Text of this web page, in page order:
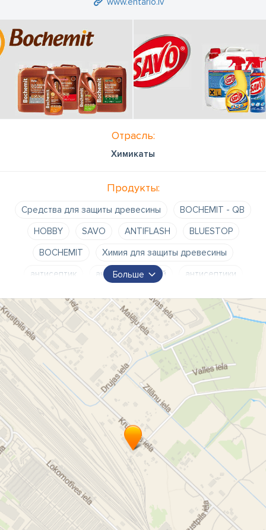
Отрасль:
Химикаты
Продукты:
Средства для защиты древесины
BOCHEMIT - QB
HOBBY
SAVO ANTIFLASH
BLUESTOP
BOCHEMIT
Химия для защиты древесины
антисептик
антисептический
антисептики
антипирен
отбеливатели
отбеливатель
от синевы
синева
противоплесневое средство
против плесени
металлическая краска
импрегнирование
импрегнация
декоративные антисептики
текстурный декор
пластификатор
Больше